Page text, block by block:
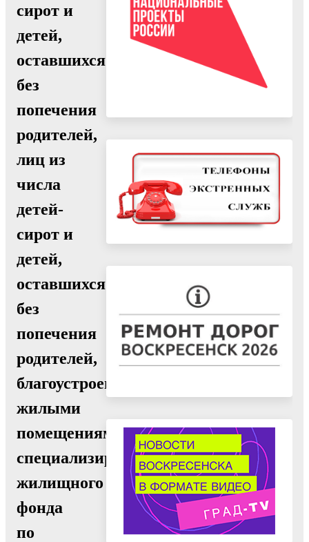
сирот и
детей,
оставшихся
без
попечения
родителей,
лиц из
числа
детей-
сирот и
детей,
оставшихся
без
попечения
родителей,
благоустроенными
жилыми
помещениями
специализированного
жилищного
фонда
по